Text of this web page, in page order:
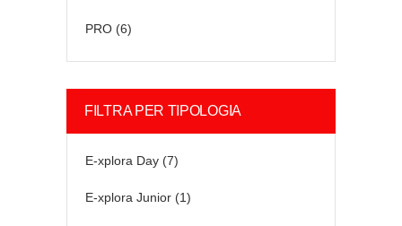
PRO (6)
FILTRA PER TIPOLOGIA
E-xplora Day (7)
E-xplora Junior (1)